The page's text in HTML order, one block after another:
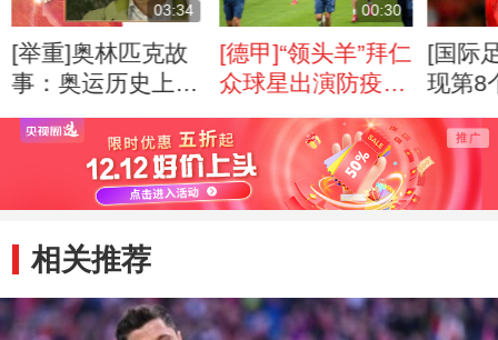
03:34
[举重]奥林匹克故
事：奥运历史上的
举重名将
00:30
[德甲]“领头羊”拜仁
众球星出演防疫宣
传片
[国际
现第8
感染
相关推荐